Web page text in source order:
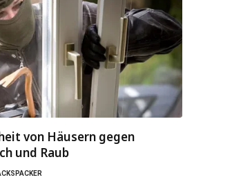
von Häusern gegen
und Raub